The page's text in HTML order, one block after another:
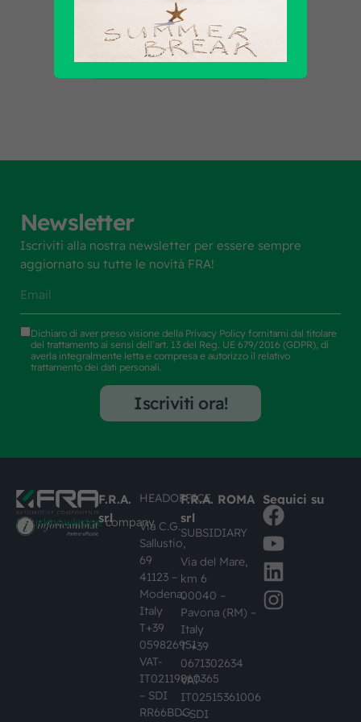
Scopri tutti i prodotti
Newsletter
Iscriviti alla nostra newsletter per essere sempre
aggiornato su tutte le novità FRA!
Dichiaro di aver preso visione della Privacy Policy fornitami dal titolare
del trattamento ai sensi dell’art. 13 del Reg. UE 679/2016 (GDPR), di
averla integralmente letta e compresa e autorizzo il relativo
trattamento dei dati personali.
Iscriviti ora!
#busknowledgecompany
F.R.A.
srl
HEADOFFICE
Via C.G.
Sallustio,
69
41123 –
Modena,
Italy
T+39
059826951
VAT-
IT02119860365
– SDI
RR66BDG
F.R.A. ROMA
srl
SUBSIDIARY
Via del Mare,
km 6
00040 –
Pavona (RM) –
Italy
T +39
0671302634
VAT-
IT02515361006
– SDI
Seguici su